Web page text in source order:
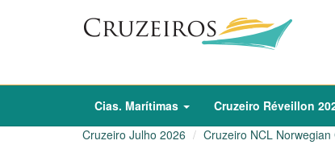
Cias. Marítimas Cruzeiro Réveillon
Cruzeiro Julho 2026
Cruzeiro NCL Norwegian